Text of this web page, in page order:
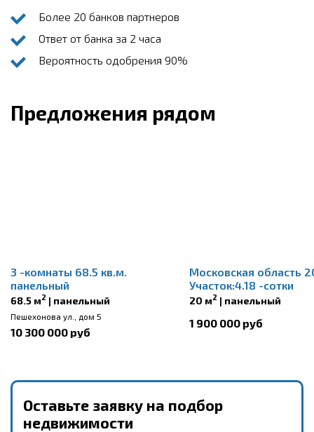
Более 20 банков партнеров
Ответ от банка за 2 часа
Вероятность одобрения 90%
Предложения рядом
3 -комнаты 68.5 кв.м.
панельный
68.5 м2 | панельный
Пешехонова ул., дом 5
10 300 000 руб
Московская область
Участок:4.18 -сотки
20 м2 | панельный
1 900 000 руб
Оставьте заявку на подбор
недвижимости